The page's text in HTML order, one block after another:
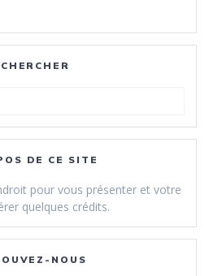
:
DE CE SITE
pour vous présenter et votre
quelques crédits.
NOUS